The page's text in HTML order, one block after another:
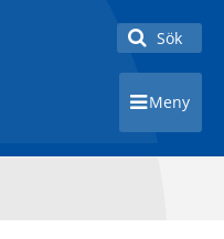
Toggle
Sök
Toggle
Meny